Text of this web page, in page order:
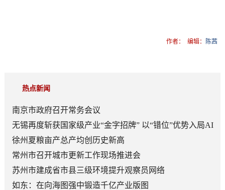
作者： 编辑： 陈茜
热点新闻
南京市政府召开常务会议
无锡再度斩获国家级产业“金字招牌” 以“错位”优势入局AI
顶层赛道
徐州夏粮亩产总产均创历史新高
常州市召开城市更新工作现场推进会
苏州市建成省市县三级环境提升观察员网络
如东：在向海图强中锻造千亿产业版图